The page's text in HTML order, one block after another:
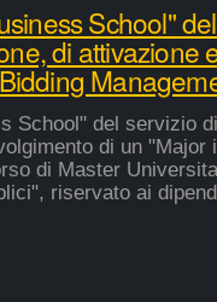
School"
di attivazione
School" del servizio
di un "Major
di Master
riservato ai